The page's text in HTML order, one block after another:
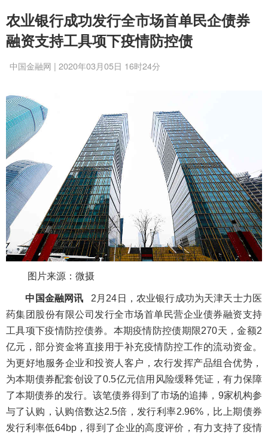
农业银行成功发行全市场首单民企债券
融资支持工具项下疫情防控债
中国金融网 | 2020年03月05日 16时24分
图片来源：微摄
中国金融网讯 2月24日，农业银行成功为天津天士力医
药集团股份有限公司发行全市场首单民营企业债券融资支持
工具项下疫情防控债券。本期疫情防控债期限270天，金额2
亿元，部分资金将直接用于补充疫情防控工作的流动资金。
为更好地服务企业和投资人客户，农行发挥产品组合优势，
为本期债券配套创设了0.5亿元信用风险缓释凭证，有力保障
了本期债券的发行。该笔债券得到了市场的追捧，9家机构参
与了认购，认购倍数达2.5倍，发行利率2.96%，比上期债券
发行利率低64bp，得到了企业的高度评价，有力支持了疫情